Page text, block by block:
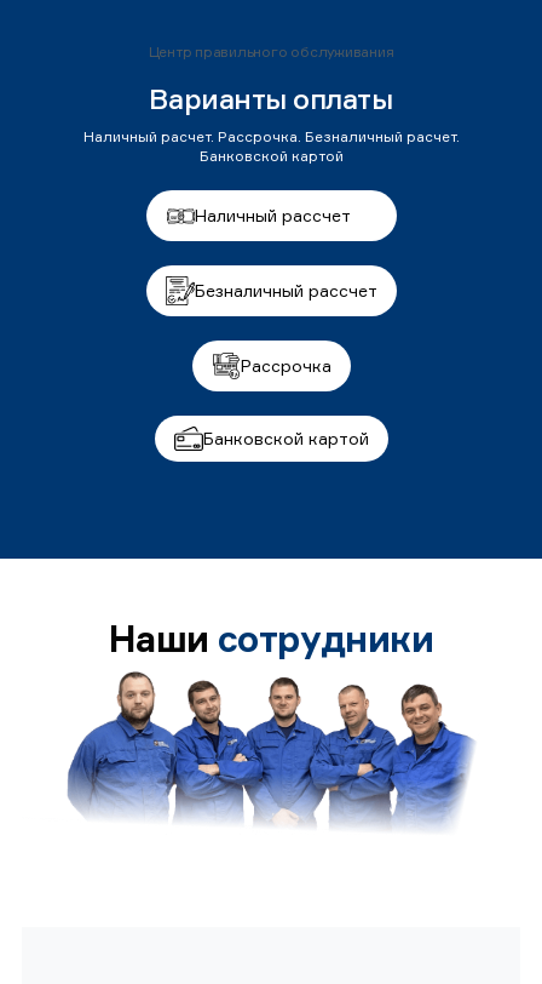
Центр правильного обслуживания
Варианты оплаты
Наличный расчет. Рассрочка. Безналичный расчет.
Банковской картой
Наличный рассчет
Безналичный рассчет
Рассрочка
Банковской картой
Наши сотрудники